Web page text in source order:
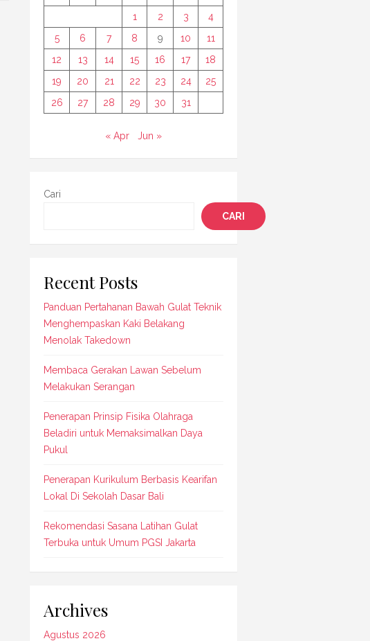
1
2 3
4
5
6 7 8 9 10
11
12
13 14 15 16 17
18
19
20 21 22 23 24
25
26
27 28 29 30 31
« Apr Jun »
Cari
CARI
Recent Posts
Panduan Pertahanan Bawah Gulat Teknik
Menghempaskan Kaki Belakang
Menolak Takedown
Membaca Gerakan Lawan Sebelum
Melakukan Serangan
Penerapan Prinsip Fisika Olahraga
Beladiri untuk Memaksimalkan Daya
Pukul
Penerapan Kurikulum Berbasis Kearifan
Lokal Di Sekolah Dasar Bali
Rekomendasi Sasana Latihan Gulat
Terbuka untuk Umum PGSI Jakarta
Archives
Agustus 2026